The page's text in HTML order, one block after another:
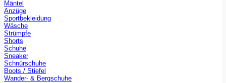
Mäntel
Anzüge
Sportbekleidung
Wäsche
Strümpfe
Shorts
Schuhe
Sneaker
Schnürschuhe
Boots / Stiefel
Wander- & Bergschuhe